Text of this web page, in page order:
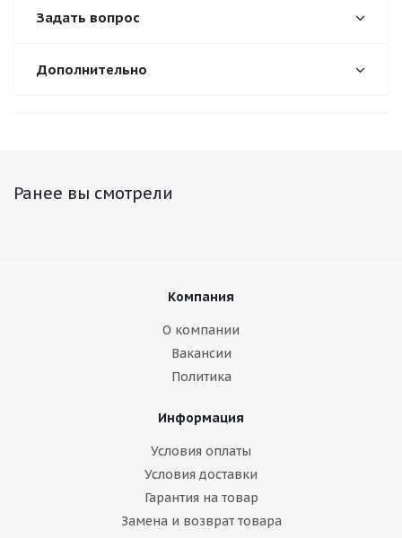
Задать вопрос
Дополнительно
Ранее вы смотрели
Компания
О компании
Вакансии
Политика
Информация
Условия оплаты
Условия доставки
Гарантия на товар
Замена и возврат товара